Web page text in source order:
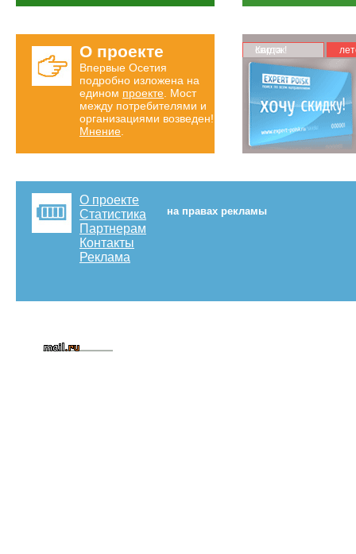
О проекте
Впервые Осетия
подробно изложена на
едином проекте . Мост
между потребителями и
организациями возведен!
Мнение
Карта скидок!
О проекте
Статистика
Партнерам
Контакты
Реклама
на правах рекламы